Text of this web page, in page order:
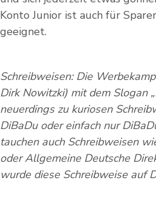
Konto Junior ist auch für
geeignet.
Schreibweisen: Die
Dirk Nowitzki) mit dem Slogan
neuerdings zu kuriosen
DiBaDu oder einfach nur
tauchen auch Schreibweisen
oder Allgemeine Deutsche
wurde diese Schreibweise auf